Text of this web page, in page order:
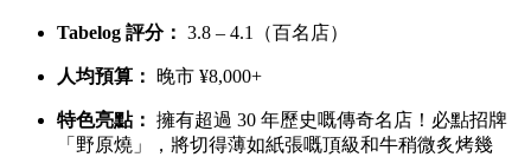
Tabelog 評分： 3.8 – 4.1（百名店）
人均預算： 晚市 ¥8,000+
特色亮點： 擁有超過 30 年歷史嘅傳奇名店！必點招牌
「野原燒」，將切得薄如紙張嘅頂級和牛稍微炙烤幾